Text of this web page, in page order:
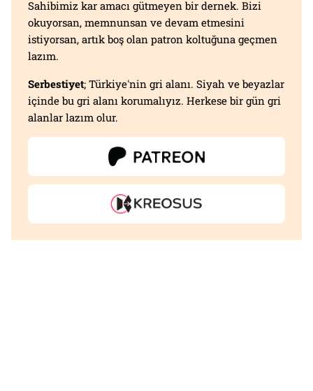
Sahibimiz kar amacı gütmeyen bir dernek. Bizi
okuyorsan, memnunsan ve devam etmesini
istiyorsan, artık boş olan patron koltuğuna geçmen
lazım.
Serbestiyet; Türkiye'nin gri alanı. Siyah ve beyazlar
içinde bu gri alanı korumalıyız. Herkese bir gün gri
alanlar lazım olur.